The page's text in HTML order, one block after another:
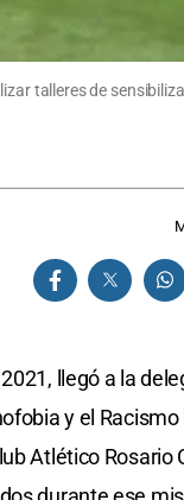
talleres de
llegó a la
y el
Atlético